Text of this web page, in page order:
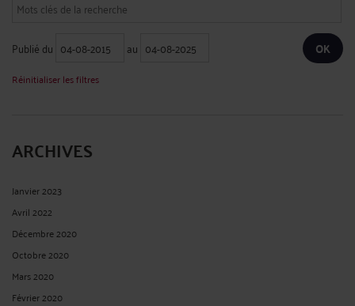
Publié du au
Réinitialiser les filtres
ARCHIVES
Janvier 2023
Avril 2022
Décembre 2020
Octobre 2020
Mars 2020
Février 2020